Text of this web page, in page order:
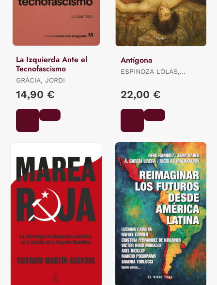
La Izquierda Ante el
Tecnofascismo
GRÀCIA, JORDI
14,90 €
Antígona
ESPINOZA LOLAS,
22,00 €